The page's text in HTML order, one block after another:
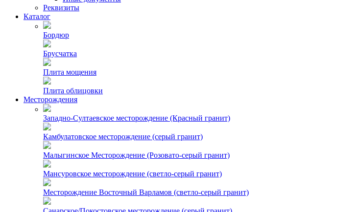
Реквизиты
Каталог
Бордюр
Брусчатка
Плита мощения
Плита облицовки
Месторождения
Западно-Султаевское месторождение (Красный гранит)
Камбулатовское месторождение (cерый гранит)
Малыгинское Месторождение (Розовато-серый гранит)
Мансуровское месторождение (светло-серый гранит)
Месторождение Восточный Варламов (светло-серый гранит)